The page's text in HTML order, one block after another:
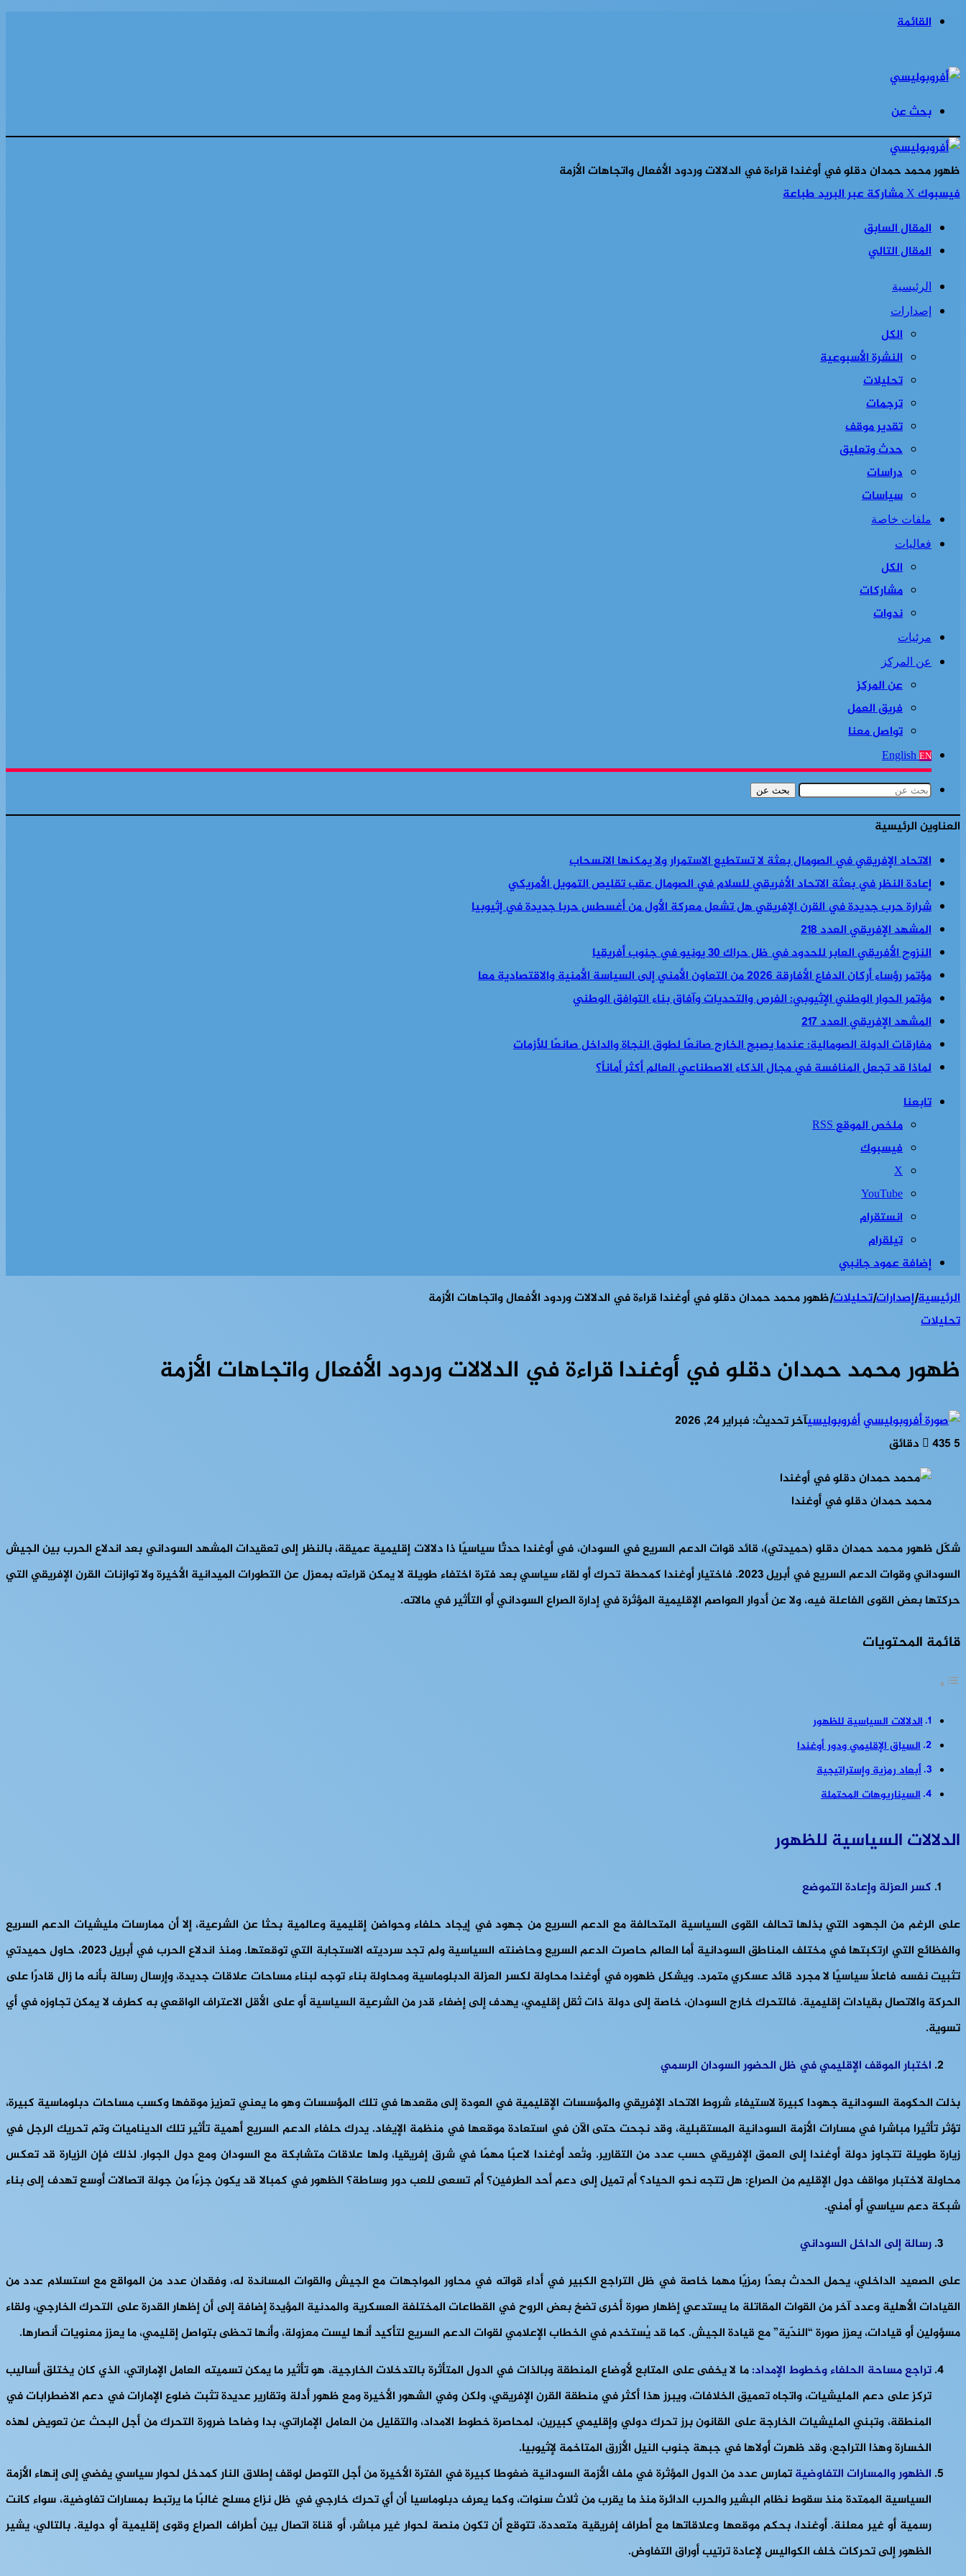
القائمة
بحث عن
ظهور محمد حمدان دقلو في أوغندا قراءة في الدلالات وردود الأفعال واتجاهات الأزمة
فيسبوك‫Xمشاركة عبر البريدطباعة
المقال السابق
المقال التالي
الرئيسية
إصدارات
الكل
النشرة الأسبوعية
تحليلات
ترجمات
تقدير موقف
حدث وتعليق
دراسات
سياسات
ملفات خاصة
فعاليات
الكل
مشاركات
ندوات
مرئيات
عن المركز
عن المركز
فريق العمل
تواصل معنا
English EN
بحث عن
العناوين الرئيسية
الاتحاد الإفريقي في الصومال بعثة لا تستطيع الاستمرار ولا يمكنها الانسحاب
إعادة النظر في بعثة الاتحاد الأفريقي للسلام في الصومال عقب تقليص التمويل الأمريكي
شرارة حرب جديدة في القرن الإفريقي هل تشعل معركة الأول من أغسطس حربا جديدة في إثيوبيا
المشهد الإفريقي العدد 218
النزوح الأفريقي العابر للحدود في ظل حراك 30 يونيو في جنوب أفريقيا
مؤتمر رؤساء أركان الدفاع الأفارقة 2026 من التعاون الأمني إلى السياسة الأمنية والاقتصادية معا
مؤتمر الحوار الوطني الإثيوبي: الفرص والتحديات وآفاق بناء التوافق الوطني
المشهد الإفريقي العدد 217
مفارقات الدولة الصومالية: عندما يصبح الخارج صانعًا لطوق النجاة والداخل صانعًا للأزمات
لماذا قد تجعل المنافسة في مجال الذكاء الاصطناعي العالم أكثر أماناً؟
تابعنا
ملخص الموقع RSS
فيسبوك
‫X
‫YouTube
انستقرام
تيلقرام
إضافة عمود جانبي
الرئيسية|إصدارات|تحليلات|ظهور محمد حمدان دقلو في أوغندا قراءة في الدلالات وردود الأفعال واتجاهات الأزمة
تحليلات
ظهور محمد حمدان دقلو في أوغندا قراءة في الدلالات وردود الأفعال واتجاهات الأزمة
أفروبوليسيآخر تحديث: فبراير 24, 2026
4355 دقائق
محمد حمدان دقلو في أوغندا
شكّل ظهور محمد حمدان دقلو (حميدتي)، قائد قوات الدعم السريع في السودان، في أوغندا حدثًا سياسيًا ذا دلالات إقليمية عميقة، بالنظر إلى تعقيدات المشهد السوداني بعد اندلاع الحرب بين الجيش
السوداني وقوات الدعم السريع في أبريل 2023. فاختيار أوغندا كمحطة تحرك أو لقاء سياسي بعد فترة اختفاء طويلة لا يمكن قراءته بمعزل عن التطورات الميدانية الأخيرة ولا توازنات القرن الإفريقي التي
حركتها بعض القوى الفاعلة فيه، ولا عن أدوار العواصم الإقليمية المؤثرة في إدارة الصراع السوداني أو التأثير في مالاته.
قائمة المحتويات
الدلالات السياسية للظهور
السياق الإقليمي ودور أوغندا
أبعاد رمزية وإستراتيجية
السيناريوهات المحتملة
الدلالات السياسية للظهور
كسر العزلة وإعادة التموضع
على الرغم من الجهود التي بذلها تحالف القوى السياسية المتحالفة مع الدعم السريع من جهود في إيجاد حلفاء وحواضن إقليمية وعالمية بحثا عن الشرعية، إلا أن ممارسات مليشيات الدعم السريع
والفظائع التي ارتكبتها في مختلف المناطق السودانية أما العالم حاصرت الدعم السريع وحاضنته السياسية ولم تجد سرديته الاستجابة التي توقعتها. ومنذ اندلاع الحرب في أبريل 2023، حاول حميدتي
تثبيت نفسه فاعلًا سياسيًا لا مجرد قائد عسكري متمرد. ويشكل ظهوره في أوغندا محاولة لكسر العزلة الدبلوماسية ومحاولة بناء توجه لبناء مساحات علاقات جديدة، وإرسال رسالة بأنه ما زال قادرًا على
الحركة والاتصال بقيادات إقليمية. فالتحرك خارج السودان، خاصة إلى دولة ذات ثقل إقليمي، يهدف إلى إضفاء قدر من الشرعية السياسية أو على الأقل الاعتراف الواقعي به كطرف لا يمكن تجاوزه في أي
تسوية.
اختبار الموقف الإقليمي في ظل الحضور السودان الرسمي
بذلت الحكومة السودانية جهودا كبيرة لاستيفاء شروط الاتحاد الإفريقي والمؤسسات الإقليمية في العودة إلى مقعدها في تلك المؤسسات وهو ما يعني تعزيز موقفها وكسب مساحات دبلوماسية كبيرة،
تؤثر تأثيرا مباشرا في مسارات الأزمة السودانية المستقبلية، وقد نجحت حتى الآن في استعادة موقعها في منظمة الإيغاد. يدرك حلفاء الدعم السريع أهمية تأثير تلك الديناميات وتم تحريك الرجل في
زيارة طويلة تتجاوز دولة أوغندا إلى العمق الإفريقي حسب عدد من التقارير. وتُعد أوغندا لاعبًا مهمًا في شرق إفريقيا، ولها علاقات متشابكة مع السودان ومع دول الجوار. لذلك فإن الزيارة قد تعكس
محاولة لاختبار مواقف دول الإقليم من الصراع: هل تتجه نحو الحياد؟ أم تميل إلى دعم أحد الطرفين؟ أم تسعى للعب دور وساطة؟ الظهور في كمبالا قد يكون جزءًا من جولة اتصالات أوسع تهدف إلى بناء
شبكة دعم سياسي أو أمني.
رسالة إلى الداخل السوداني
على الصعيد الداخلي، يحمل الحدث بعدًا رمزيًا مهما خاصة في ظل التراجع الكبير في أداء قواته في محاور المواجهات مع الجيش والقوات المساندة له، وفقدان عدد من المواقع مع استسلام عدد من
القيادات الأهلية وعدد آخر من القوات المقاتلة ما يستدعي إظهار صورة أخرى تضخ بعض الروح في القطاعات المختلفة العسكرية والمدنية المؤيدة إضافة إلى أن إظهار القدرة على التحرك الخارجي، ولقاء
مسؤولين أو قيادات، يعزز صورة “الندّية” مع قيادة الجيش. كما قد يُستخدم في الخطاب الإعلامي لقوات الدعم السريع لتأكيد أنها ليست معزولة، وأنها تحظى بتواصل إقليمي، ما يعزز معنويات أنصارها.
تراجع مساحة الحلفاء وخطوط الإمداد:ما لا يخفى على المتابع لأوضاع المنطقة وبالذات في الدول المتأثرة بالتدخلات الخارجية، هو تأثير ما يمكن تسميته العامل الإماراتي، الذي كان يختلق أساليب
تركز على دعم المليشيات، واتجاه تعميق الخلافات، ويبرز هذا أكثر في منطقة القرن الإفريقي، ولكن وفي الشهور الأخيرة ومع ظهور أدلة وتقارير عديدة تثبت ضلوع الإمارات في دعم الاضطرابات في
المنطقة، وتبني المليشيات الخارجة على القانون برز تحرك دولي وإقليمي كبيرين، لمحاصرة خطوط الامداد، والتقليل من العامل الإماراتي، بدا وضاحا ضرورة التحرك من أجل البحث عن تعويض لهذه
الخسارة وهذا التراجع، وقد ظهرت أولاها في جبهة جنوب النيل الأزرق المتاخمة لإثيوبيا.
الظهور والمسارات التفاوضيةتمارس عدد من الدول المؤثرة في ملف الأزمة السودانية ضغوطا كبيرة في الفترة الأخيرة من أجل التوصل لوقف إطلاق النار كمدخل لحوار سياسي يفضي إلى إنهاء الأزمة
السياسية الممتدة منذ سقوط نظام البشير والحرب الدائرة منذ ما يقرب من ثلاث سنوات، وكما يعرف دبلوماسيا أن أي تحرك خارجي في ظل نزاع مسلح غالبًا ما يرتبط بمسارات تفاوضية، سواء كانت
رسمية أو غير معلنة. أوغندا، بحكم موقعها وعلاقاتها مع أطراف إفريقية متعددة، تتوقع أن تكون منصة لحوار غير مباشر، أو قناة اتصال بين أطراف الصراع وقوى إقليمية أو دولية. بالتالي، يشير
الظهور إلى تحركات خلف الكواليس لإعادة ترتيب أوراق التفاوض.